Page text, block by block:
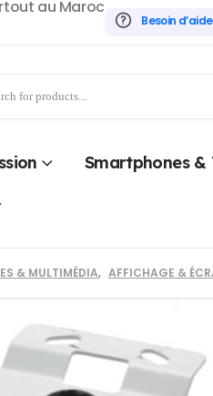
au Maroc
Besoin
Smartphones &
& MULTIMÉDIA, AFFICHAGE &